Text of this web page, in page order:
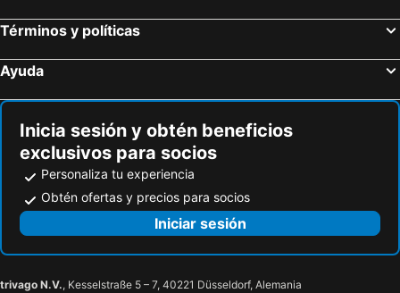
Oceanic Hosteria Y Restaurante
Vistamar Guest House
Hotel Olivos
Cabanas Hotel Cascol
Equus Erro Hosteria
El Manglar Cabañas
Hosteria La Meson Del Quijote
Términos y políticas
Ayuda
Inicia sesión y obtén beneficios
exclusivos para socios
Personaliza tu experiencia
Obtén ofertas y precios para socios
Iniciar sesión
trivago N.V., Kesselstraße 5 – 7, 40221 Düsseldorf, Alemania